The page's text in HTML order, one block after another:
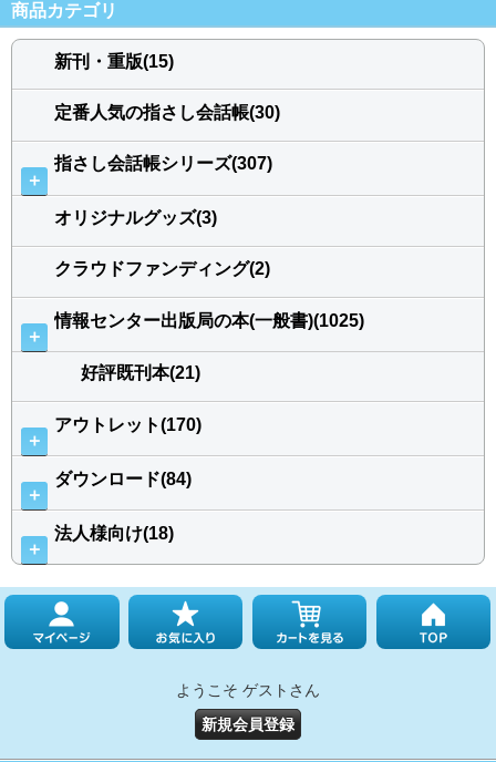
商品カテゴリ
新刊・重版(15)
定番人気の指さし会話帳(30)
＋
指さし会話帳シリーズ(307)
オリジナルグッズ(3)
クラウドファンディング(2)
＋
情報センター出版局の本(一般書)(1025)
好評既刊本(21)
＋
アウトレット(170)
＋
ダウンロード(84)
＋
法人様向け(18)
ようこそ ゲストさん
新規会員登録